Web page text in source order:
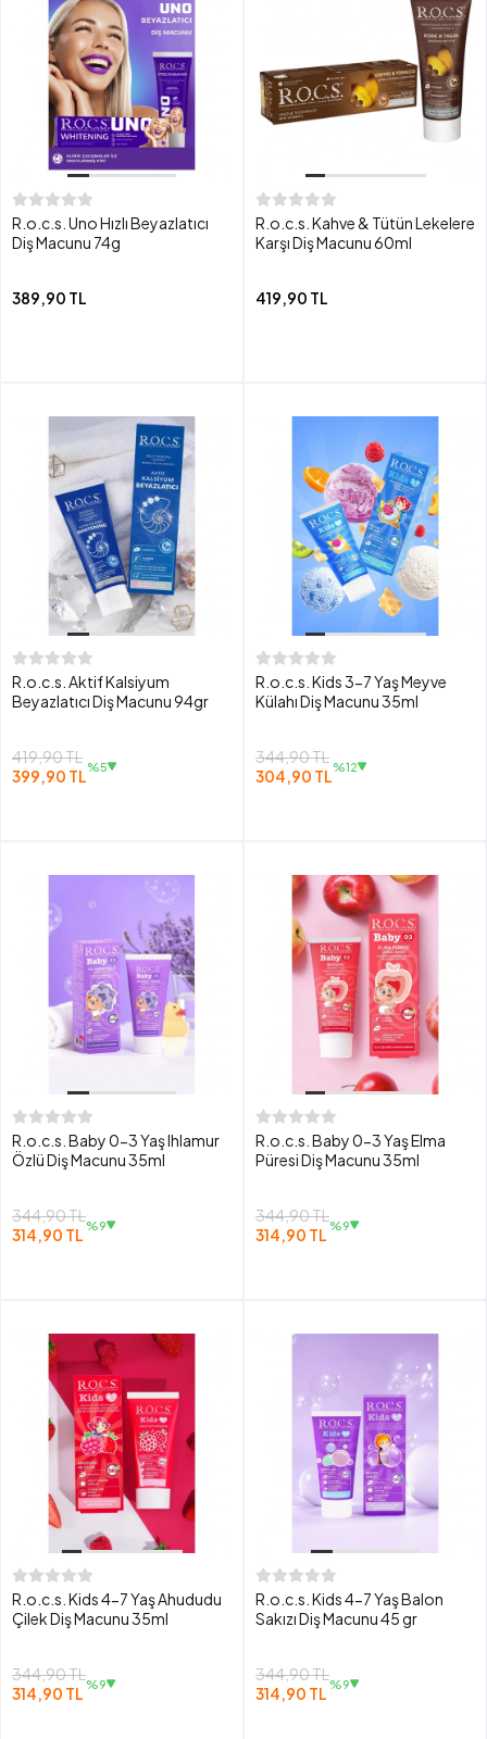
R.o.c.s. Uno Hızlı Beyazlatıcı
Diş Macunu 74g
389,90 TL
R.o.c.s. Kahve & Tütün Lekelere
Karşı Diş Macunu 60ml
419,90 TL
R.o.c.s. Aktif Kalsiyum
Beyazlatıcı Diş Macunu 94gr
419,90 TL
399,90 TL%5
R.o.c.s. Kids 3-7 Yaş Meyve
Külahı Diş Macunu 35ml
344,90 TL
304,90 TL%12
R.o.c.s. Baby 0-3 Yaş Ihlamur
Özlü Diş Macunu 35ml
344,90 TL
314,90 TL %9
R.o.c.s. Baby 0-3 Yaş Elma
Püresi Diş Macunu 35ml
344,90 TL
314,90 TL %9
R.o.c.s. Kids 4-7 Yaş Ahududu
Çilek Diş Macunu 35ml
344,90 TL
314,90 TL %9
R.o.c.s. Kids 4-7 Yaş Balon
Sakızı Diş Macunu 45 gr
344,90 TL
314,90 TL %9